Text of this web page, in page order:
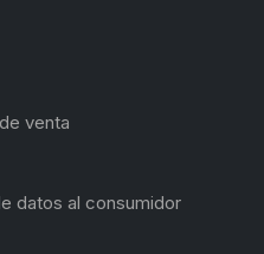
venta
datos al consumidor